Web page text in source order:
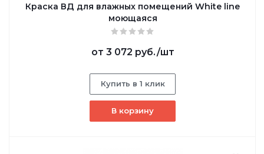
Краска ВД для влажных помещений White line
моющаяся
от 3 072 руб./шт
Купить в 1 клик
В корзину